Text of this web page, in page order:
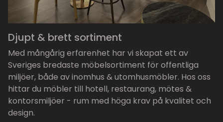
Djupt & brett sortiment
Med mångårig erfarenhet har vi skapat ett av
Sveriges bredaste möbelsortiment för offentliga
miljöer, både av inomhus & utomhusmöbler. Hos oss
hittar du möbler till hotell, restaurang, mötes &
kontorsmiljöer - rum med höga krav på kvalitet och
design.